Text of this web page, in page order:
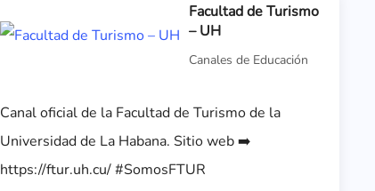
Facultad de Turismo
– UH
Canales de Educación
Canal oficial de la Facultad de Turismo de la
Universidad de La Habana. Sitio web ➡️
https://ftur.uh.cu/ #SomosFTUR